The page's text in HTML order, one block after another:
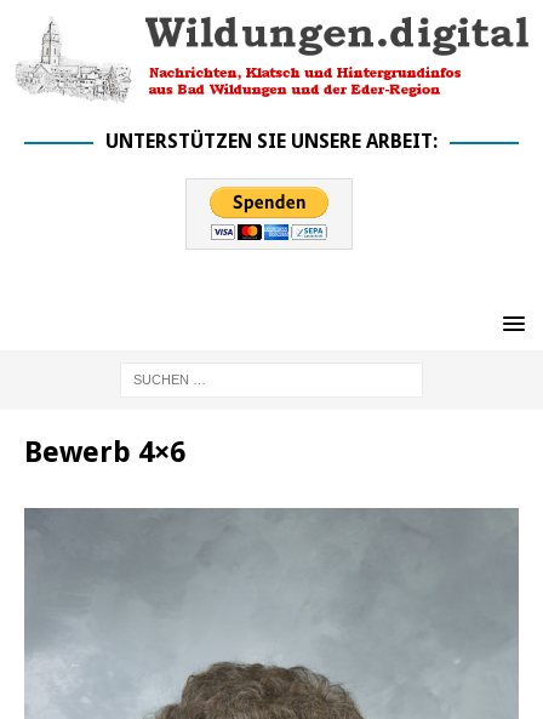
UNTERSTÜTZEN SIE UNSERE ARBEIT:
Bewerb 4×6